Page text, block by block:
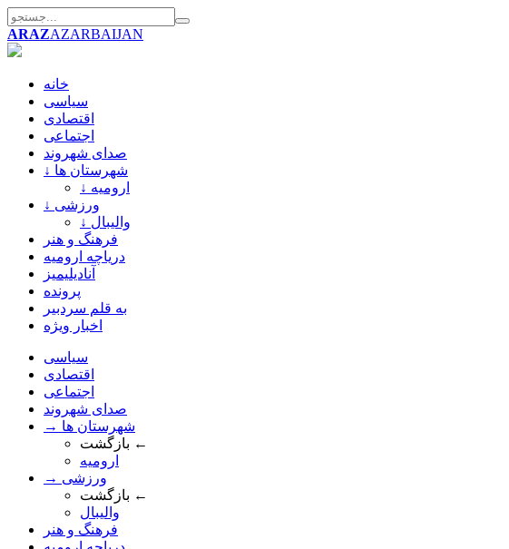
ARAZAZARBAIJAN
خانه
سیاسی
اقتصادی
اجتماعی
صدای شهروند
↓ شهرستان ها
↓ ارومیه
↓ ورزشی
↓ والیبال
فرهنگ و هنر
دریاچه ارومیه
آنادیلیمیز
پرونده
به قلم سردبیر
اخبار ویژه
سیاسی
اقتصادی
اجتماعی
صدای شهروند
→ شهرستان ها
بازگشت ←
ارومیه
→ ورزشی
بازگشت ←
والیبال
فرهنگ و هنر